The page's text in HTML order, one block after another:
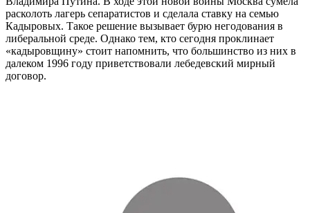
расколоть лагерь сепаратистов и сделала ставку на семью
Кадыровых. Такое решение вызывает бурю негодования в
либеральной среде. Однако тем, кто сегодня проклинает
«кадыровщину» стоит напомнить, что большинство из них в
далеком 1996 году приветствовали лебедевский мирный
договор.